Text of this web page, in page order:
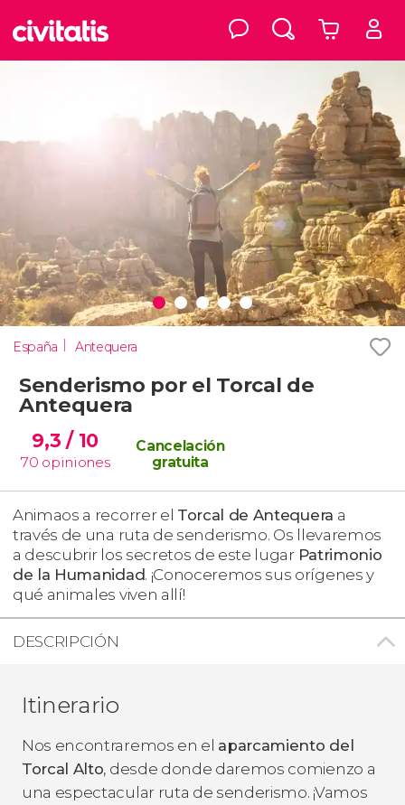
España Antequera
Senderismo por el Torcal de
Antequera
9,3/ 10
70 opiniones
Cancelación
gratuita
Animaos a recorrer el Torcal de Antequera a
través de una ruta de senderismo. Os llevaremos
a descubrir los secretos de este lugar Patrimonio
de la Humanidad. ¡Conoceremos sus orígenes y
qué animales viven allí!
DESCRIPCIÓN
Itinerario
Nos encontraremos en el aparcamiento del
Torcal Alto, desde donde daremos comienzo a
una espectacular ruta de senderismo. ¡Vamos